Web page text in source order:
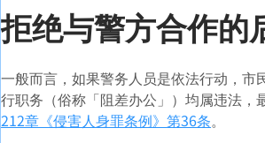
拒绝与警方合作的
一般而言，如果警务人员是依法行动，
行职务（俗称「阻差办公」）均属违法
212章《侵害人身罪条例》第36条。